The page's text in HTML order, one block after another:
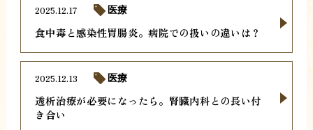
食中毒と感染性胃腸炎。病院での扱いの違いは？
2025.12.17 医療
透析治療が必要になったら。腎臓内科との長い付
き合い
2025.12.13 医療